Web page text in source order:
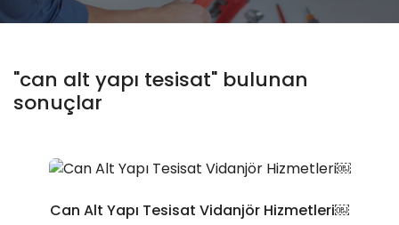
"can alt yapı tesisat" bulunan
sonuçlar
Can Alt Yapı Tesisat Vidanjör Hizmetleri￼